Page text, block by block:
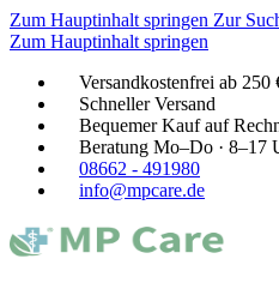
Zum Hauptinhalt springen Zur
Zum Hauptinhalt springen
Versandkostenfrei ab 250
Schneller Versand
Bequemer Kauf auf
Beratung Mo–Do · 8–17
08662 - 491980
info@mpcare.de